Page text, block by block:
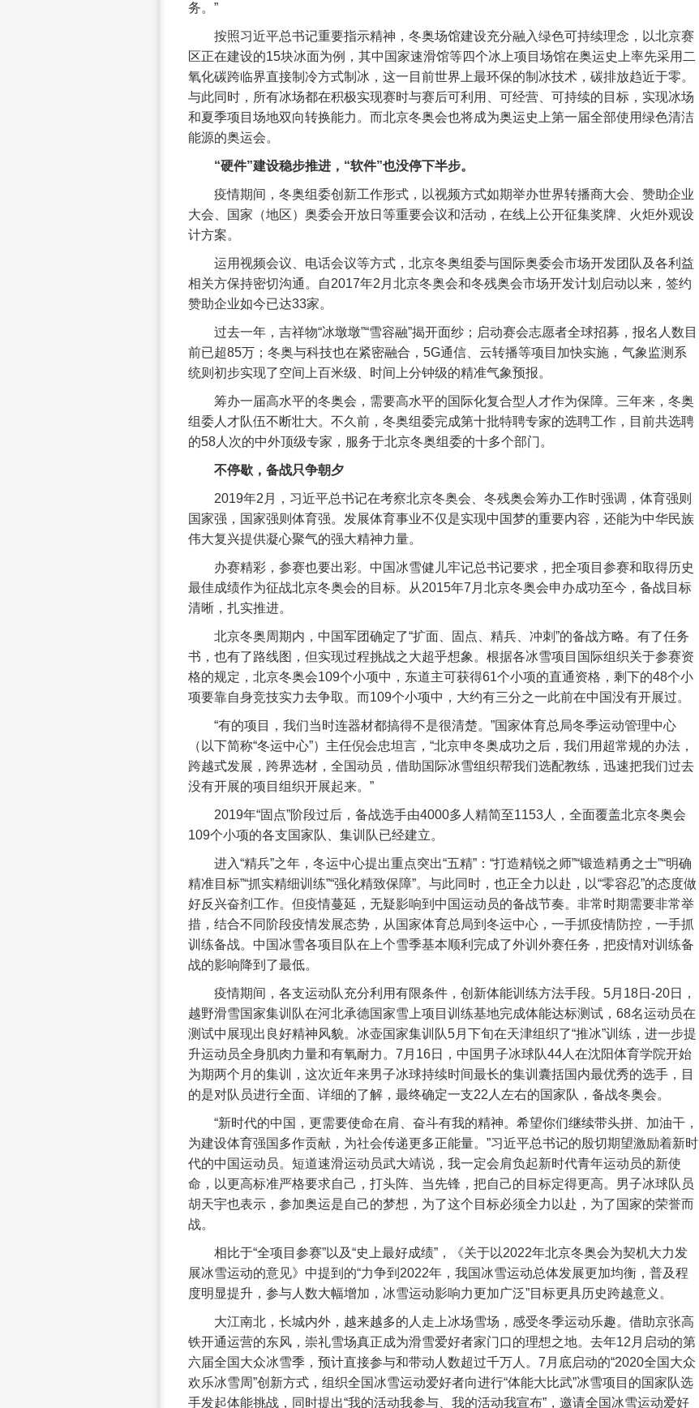
务。”
按照习近平总书记重要指示精神，冬奥场馆建设充分融入绿色可持续理念，以北京赛
区正在建设的15块冰面为例，其中国家速滑馆等四个冰上项目场馆在奥运史上率先采用二
氧化碳跨临界直接制冷方式制冰，这一目前世界上最环保的制冰技术，碳排放趋近于零。
与此同时，所有冰场都在积极实现赛时与赛后可利用、可经营、可持续的目标，实现冰场
和夏季项目场地双向转换能力。而北京冬奥会也将成为奥运史上第一届全部使用绿色清洁
能源的奥运会。
“硬件”建设稳步推进，“软件”也没停下半步。
疫情期间，冬奥组委创新工作形式，以视频方式如期举办世界转播商大会、赞助企业
大会、国家（地区）奥委会开放日等重要会议和活动，在线上公开征集奖牌、火炬外观设
计方案。
运用视频会议、电话会议等方式，北京冬奥组委与国际奥委会市场开发团队及各利益
相关方保持密切沟通。自2017年2月北京冬奥会和冬残奥会市场开发计划启动以来，签约
赞助企业如今已达33家。
过去一年，吉祥物“冰墩墩”“雪容融”揭开面纱；启动赛会志愿者全球招募，报名人数目
前已超85万；冬奥与科技也在紧密融合，5G通信、云转播等项目加快实施，气象监测系
统则初步实现了空间上百米级、时间上分钟级的精准气象预报。
筹办一届高水平的冬奥会，需要高水平的国际化复合型人才作为保障。三年来，冬奥
组委人才队伍不断壮大。不久前，冬奥组委完成第十批特聘专家的选聘工作，目前共选聘
的58人次的中外顶级专家，服务于北京冬奥组委的十多个部门。
不停歇，备战只争朝夕
2019年2月，习近平总书记在考察北京冬奥会、冬残奥会筹办工作时强调，体育强则
国家强，国家强则体育强。发展体育事业不仅是实现中国梦的重要内容，还能为中华民族
伟大复兴提供凝心聚气的强大精神力量。
办赛精彩，参赛也要出彩。中国冰雪健儿牢记总书记要求，把全项目参赛和取得历史
最佳成绩作为征战北京冬奥会的目标。从2015年7月北京冬奥会申办成功至今，备战目标
清晰，扎实推进。
北京冬奥周期内，中国军团确定了“扩面、固点、精兵、冲刺”的备战方略。有了任务
书，也有了路线图，但实现过程挑战之大超乎想象。根据各冰雪项目国际组织关于参赛资
格的规定，北京冬奥会109个小项中，东道主可获得61个小项的直通资格，剩下的48个小
项要靠自身竞技实力去争取。而109个小项中，大约有三分之一此前在中国没有开展过。
“有的项目，我们当时连器材都搞得不是很清楚。”国家体育总局冬季运动管理中心
（以下简称“冬运中心”）主任倪会忠坦言，“北京申冬奥成功之后，我们用超常规的办法，
跨越式发展，跨界选材，全国动员，借助国际冰雪组织帮我们选配教练，迅速把我们过去
没有开展的项目组织开展起来。”
2019年“固点”阶段过后，备战选手由4000多人精简至1153人，全面覆盖北京冬奥会
109个小项的各支国家队、集训队已经建立。
进入“精兵”之年，冬运中心提出重点突出“五精”：“打造精锐之师”“锻造精勇之士”“明确
精准目标”“抓实精细训练”“强化精致保障”。与此同时，也正全力以赴，以“零容忍”的态度做
好反兴奋剂工作。但疫情蔓延，无疑影响到中国运动员的备战节奏。非常时期需要非常举
措，结合不同阶段疫情发展态势，从国家体育总局到冬运中心，一手抓疫情防控，一手抓
训练备战。中国冰雪各项目队在上个雪季基本顺利完成了外训外赛任务，把疫情对训练备
战的影响降到了最低。
疫情期间，各支运动队充分利用有限条件，创新体能训练方法手段。5月18日-20日，
越野滑雪国家集训队在河北承德国家雪上项目训练基地完成体能达标测试，68名运动员在
测试中展现出良好精神风貌。冰壶国家集训队5月下旬在天津组织了“推冰”训练，进一步提
升运动员全身肌肉力量和有氧耐力。7月16日，中国男子冰球队44人在沈阳体育学院开始
为期两个月的集训，这次近年来男子冰球持续时间最长的集训囊括国内最优秀的选手，目
的是对队员进行全面、详细的了解，最终确定一支22人左右的国家队，备战冬奥会。
“新时代的中国，更需要使命在肩、奋斗有我的精神。希望你们继续带头拼、加油干，
为建设体育强国多作贡献，为社会传递更多正能量。”习近平总书记的殷切期望激励着新时
代的中国运动员。短道速滑运动员武大靖说，我一定会肩负起新时代青年运动员的新使
命，以更高标准严格要求自己，打头阵、当先锋，把自己的目标定得更高。男子冰球队员
胡天宇也表示，参加奥运是自己的梦想，为了这个目标必须全力以赴，为了国家的荣誉而
战。
相比于“全项目参赛”以及“史上最好成绩”，《关于以2022年北京冬奥会为契机大力发
展冰雪运动的意见》中提到的“力争到2022年，我国冰雪运动总体发展更加均衡，普及程
度明显提升，参与人数大幅增加，冰雪运动影响力更加广泛”目标更具历史跨越意义。
大江南北，长城内外，越来越多的人走上冰场雪场，感受冬季运动乐趣。借助京张高
铁开通运营的东风，崇礼雪场真正成为滑雪爱好者家门口的理想之地。去年12月启动的第
六届全国大众冰雪季，预计直接参与和带动人数超过千万人。7月底启动的“2020全国大众
欢乐冰雪周”创新方式，组织全国冰雪运动爱好者向进行“体能大比武”冰雪项目的国家队选
手发起体能挑战，同时提出“我的活动我参与、我的活动我宣布”，邀请全国冰雪运动爱好